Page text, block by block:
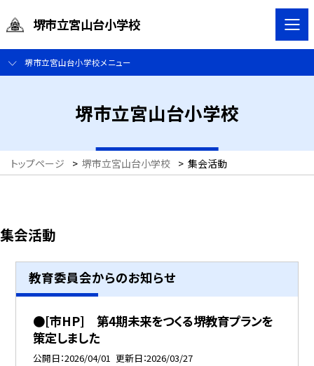
堺市立宮山台小学校
堺市立宮山台小学校メニュー
堺市立宮山台小学校
トップページ > 堺市立宮山台小学校 > 集会活動
集会活動
教育委員会からのお知らせ
●[市HP] 第4期未来をつくる堺教育プランを
策定しました
公開日 2026/04/01 更新日 2026/03/27